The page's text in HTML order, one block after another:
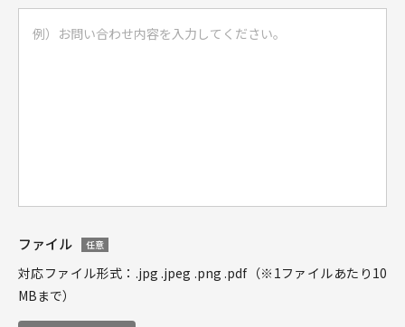
ファイル 任意
対応ファイル形式：.jpg .jpeg .png .pdf（※1ファイルあたり10
MBまで）